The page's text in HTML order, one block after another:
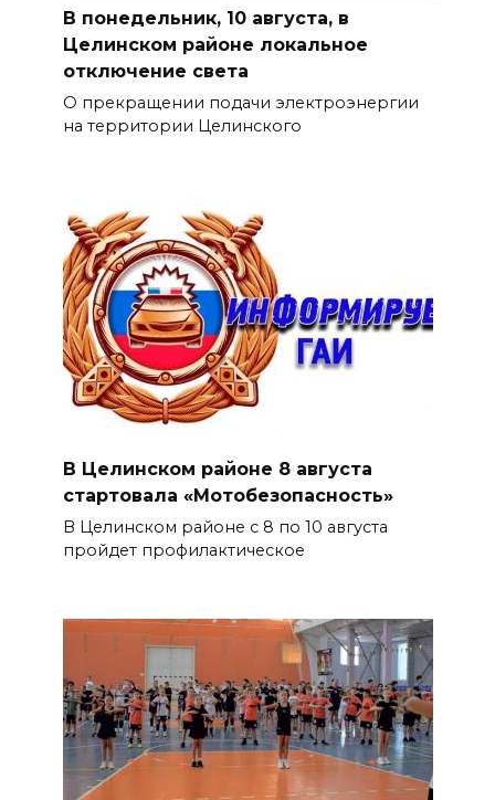
В понедельник, 10 августа, в
Целинском районе локальное
отключение света
О прекращении подачи электроэнергии
на территории Целинского
В Целинском районе 8 августа
стартовала «Мотобезопасность»
В Целинском районе с 8 по 10 августа
пройдет профилактическое